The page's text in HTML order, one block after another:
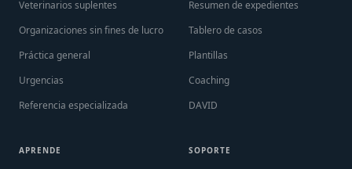
Veterinarios suplentes
Organizaciones sin fines de lucro
Práctica general
Urgencias
Referencia especializada
Resumen de expedientes
Tablero de casos
Plantillas
Coaching
DAVID
APRENDE SOPORTE